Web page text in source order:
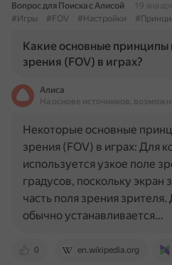
Вопрос для Поиска с Алисой
19 января
#Игры
#FOV #Настройки
Какие основные принципы
зрения (FOV) в играх?
Алиса
На основе источников,
0 en.wikipedia.org
Некоторые основные
зрения (FOV) в играх: Для
используется узкое поле
градусов, поскольку
часть поля зрения
обычно устанавливается…